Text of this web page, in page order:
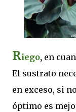
Riego, en
El sustrato
en exceso, si
óptimo es